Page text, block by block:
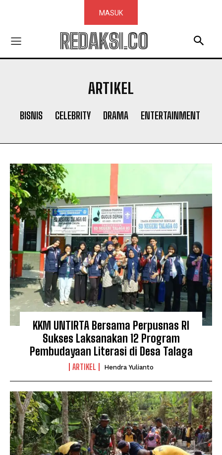
MASUK
REDAKSI.CO
ARTIKEL
BISNIS CELEBRITY DRAMA ENTERTAINMENT
KKM UNTIRTA Bersama Perpusnas RI
Sukses Laksanakan 12 Program
Pembudayaan Literasi di Desa Talaga
ARTIKEL Hendra Yulianto